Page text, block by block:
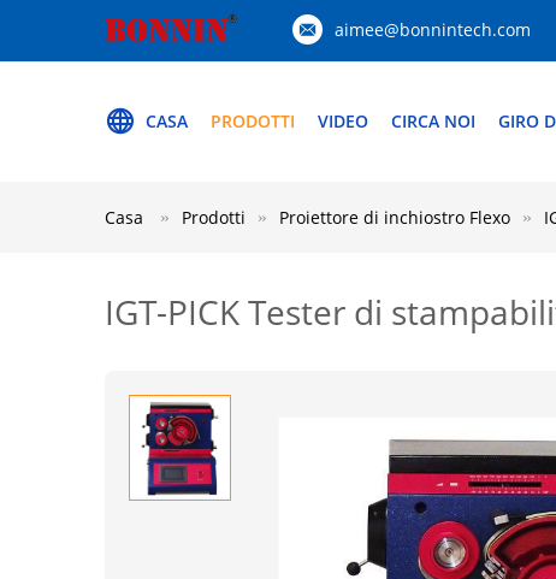
aimee@bonnintech.com
CASA PRODOTTI VIDEO CIRCA NOI GIRO
Casa Prodotti Proiettore di inchiostro Flexo
IGT-PICK Tester di